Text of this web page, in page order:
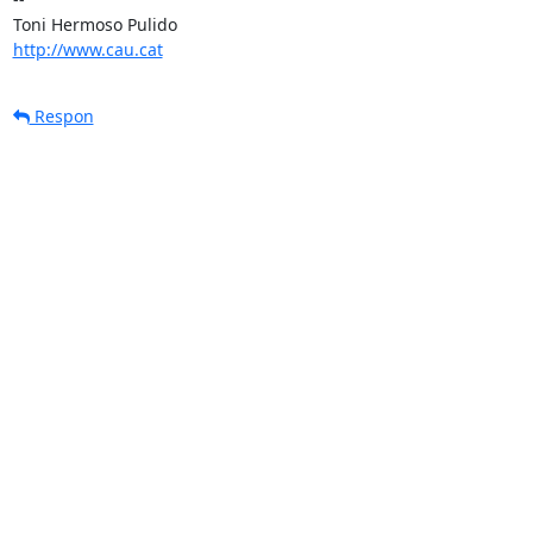
Toni Hermoso Pulido
http://www.cau.cat
Respon